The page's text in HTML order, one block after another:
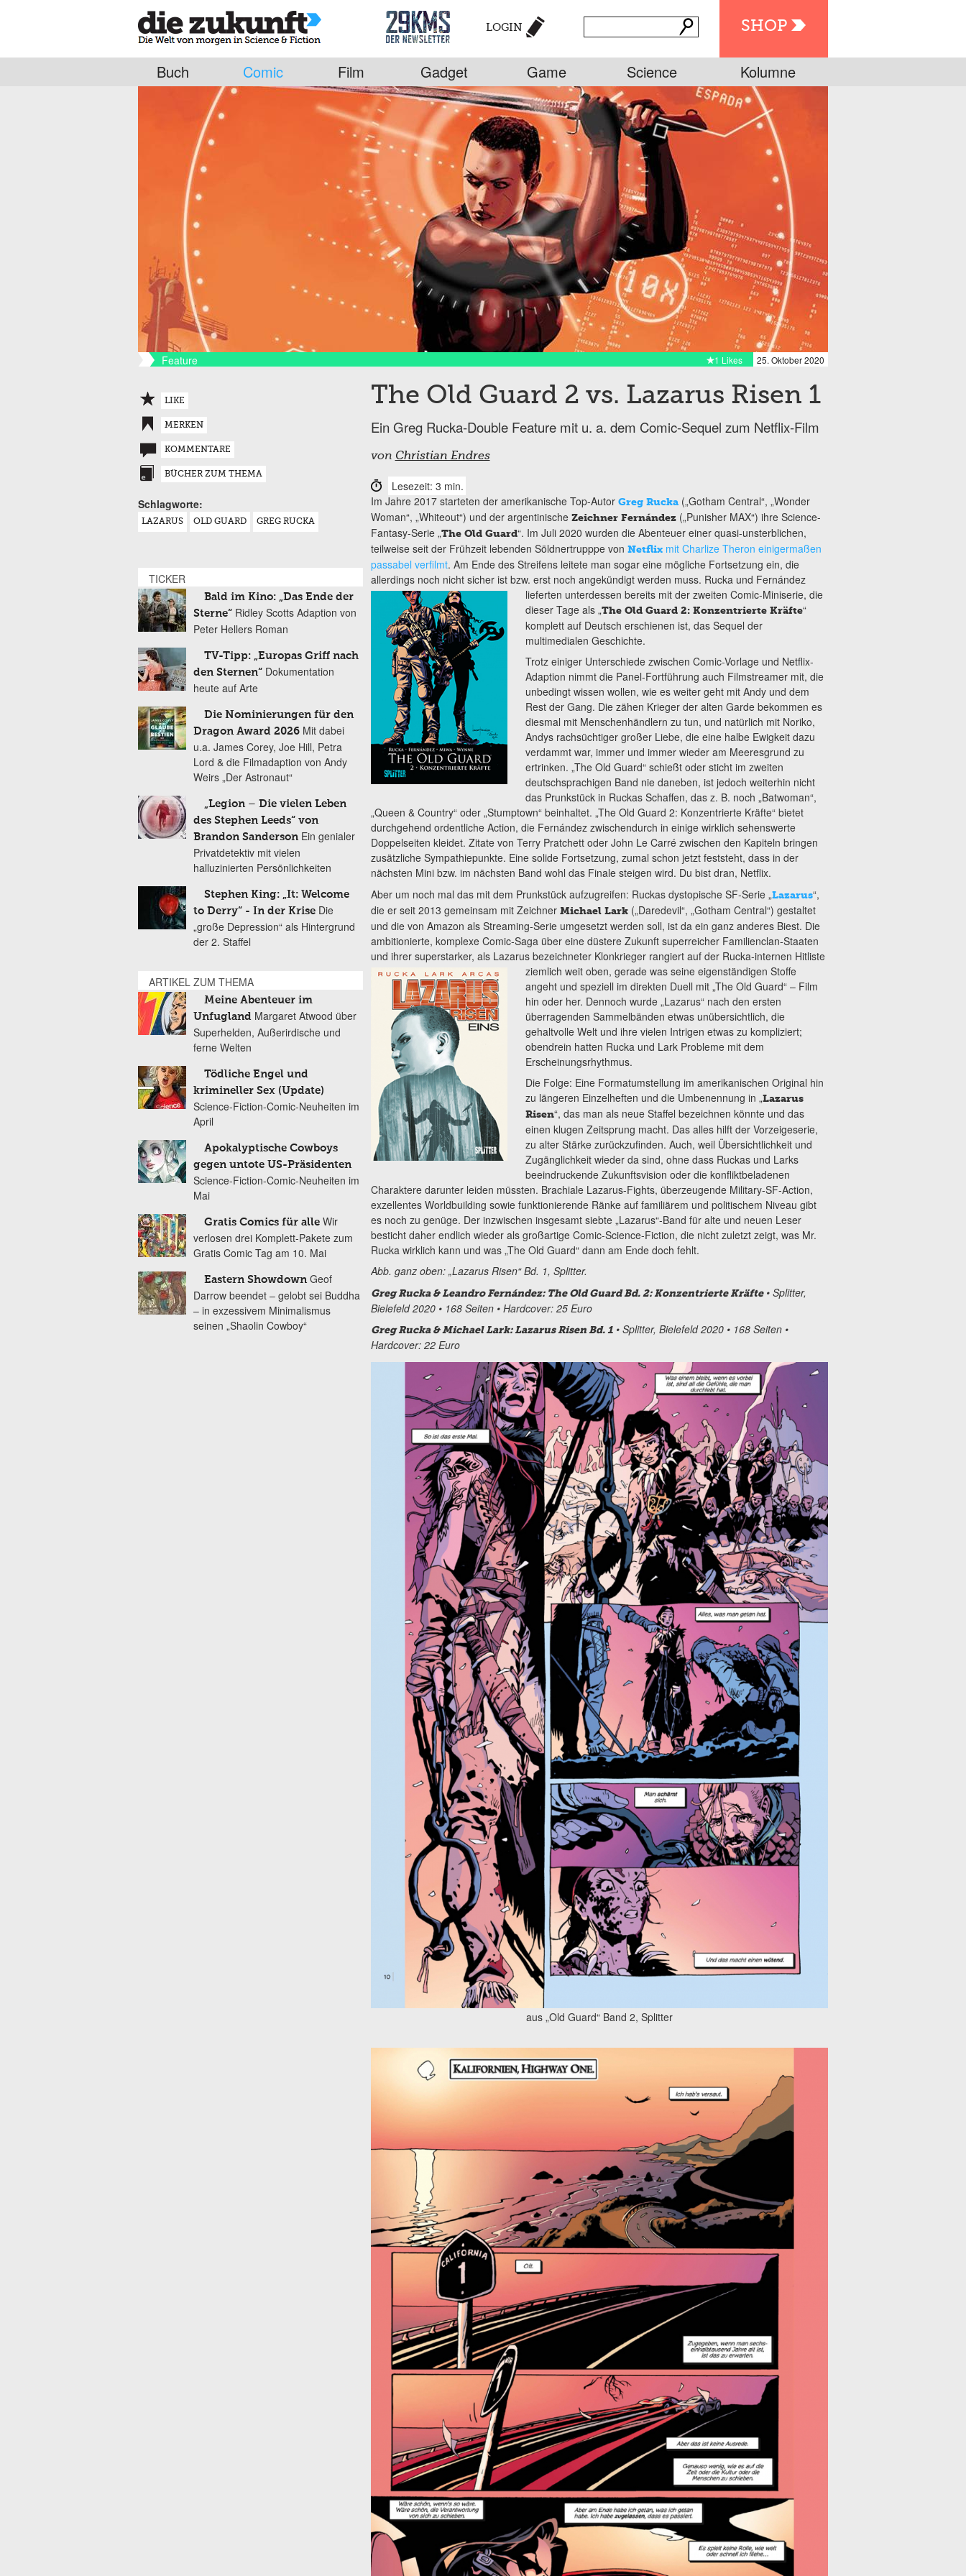
SHOP
LOGIN
Buch Comic Film Gadget Game Science Kolumne
Feature 25. Oktober 2020
1 Likes
The Old Guard 2 vs. Lazarus Risen 1
Ein Greg Rucka-Double Feature mit u. a. dem Comic-Sequel zum Netflix-Film
von Christian Endres
Lesezeit: 3 min.
Im Jahre 2017 starteten der amerikanische Top-Autor Greg Rucka(„Gotham Central“, „Wonder
Woman“, „Whiteout“) und der argentinische Zeichner Fernández(„Punisher MAX“) ihre Science-
Fantasy-Serie „The Old Guard“. Im Juli 2020 wurden die Abenteuer einer quasi-unsterblichen,
teilweise seit der Frühzeit lebenden Söldnertrupppe von Netflixmit Charlize Theron einigermaßen
passabel verfilmt. Am Ende des Streifens leitete man sogar eine mögliche Fortsetzung ein, die
allerdings noch nicht sicher ist bzw. erst noch angekündigt werden muss. Rucka und Fernández
lieferten unterdessen bereits mit der zweiten Comic-Miniserie, die
dieser Tage als „The Old Guard 2: Konzentrierte Kräfte“
komplett auf Deutsch erschienen ist, das Sequel der
multimedialen Geschichte.
Trotz einiger Unterschiede zwischen Comic-Vorlage und Netflix-
Adaption nimmt die Panel-Fortführung auch Filmstreamer mit, die
unbedingt wissen wollen, wie es weiter geht mit Andy und dem
Rest der Gang. Die zähen Krieger der alten Garde bekommen es
diesmal mit Menschenhändlern zu tun, und natürlich mit Noriko,
Andys rachsüchtiger großer Liebe, die eine halbe Ewigkeit dazu
verdammt war, immer und immer wieder am Meeresgrund zu
ertrinken. „The Old Guard“ schießt oder sticht im zweiten
deutschsprachigen Band nie daneben, ist jedoch weiterhin nicht
das Prunkstück in Ruckas Schaffen, das z. B. noch „Batwoman“,
„Queen & Country“ oder „Stumptown“ beinhaltet. „The Old Guard 2: Konzentrierte Kräfte“ bietet
durchgehend ordentliche Action, die Fernández zwischendurch in einige wirklich sehenswerte
Doppelseiten kleidet. Zitate von Terry Pratchett oder John Le Carré zwischen den Kapiteln bringen
zusätzliche Sympathiepunkte. Eine solide Fortsetzung, zumal schon jetzt feststeht, dass in der
nächsten Mini bzw. im nächsten Band wohl das Finale steigen wird. Du bist dran, Netflix.
Aber um noch mal das mit dem Prunkstück aufzugreifen: Ruckas dystopische SF-Serie „Lazarus“,
die er seit 2013 gemeinsam mit Zeichner Michael Lark(„Daredevil“, „Gotham Central“) gestaltet
und die von Amazon als Streaming-Serie umgesetzt werden soll, ist da ein ganz anderes Biest. Die
ambitionierte, komplexe Comic-Saga über eine düstere Zukunft superreicher Familienclan-Staaten
und ihrer superstarker, als Lazarus bezeichneter Klonkrieger rangiert auf der Rucka-internen Hitliste
ziemlichweit oben, gerade was seine eigenständigen Stoffe
angeht und speziell im direkten Duell mit „The Old Guard“ – Film
hin oder her. Dennoch wurde „Lazarus“ nach den ersten
überragenden Sammelbänden etwas unübersichtlich, die
gehaltvolle Welt und ihre vielen Intrigen etwas zu kompliziert;
obendrein hatten Rucka und Lark Probleme mit dem
Erscheinungsrhythmus.
Die Folge: Eine Formatumstellung im amerikanischen Original hin
zu längeren Einzelheften und die Umbenennung in „Lazarus
Risen“, das man als neue Staffel bezeichnen könnte und das
einen klugen Zeitsprung macht. Das alles hilft der Vorzeigeserie,
zu alter Stärke zurückzufinden. Auch, weil Übersichtlichkeit und
Zugänglichkeit wieder da sind, ohne dass Ruckas und Larks
beeindruckende Zukunftsvision oder die konfliktbeladenen
Charaktere darunter leiden müssten. Brachiale Lazarus-Fights, überzeugende Military-SF-Action,
exzellentes Worldbuilding sowie funktionierende Ränke auf familiärem und politischem Niveau gibt
es noch zu genüge. Der inzwischen insgesamt siebte „Lazarus“-Band für alte und neuen Leser
besticht daher endlich wieder als großartige Comic-Science-Fiction, die nicht zuletzt zeigt, was Mr.
Rucka wirklich kann und was „The Old Guard“ dann am Ende doch fehlt.
Abb. ganz oben: „Lazarus Risen“ Bd. 1, Splitter.
Greg Rucka & Leandro Fernández: The Old Guard Bd. 2: Konzentrierte Kräfte• Splitter,
Bielefeld 2020 • 168 Seiten • Hardcover: 25 Euro
Greg Rucka & Michael Lark: Lazarus Risen Bd. 1• Splitter, Bielefeld 2020 • 168 Seiten •
Hardcover: 22 Euro
aus „Old Guard“ Band 2, Splitter
LIKE
MERKEN
KOMMENTARE
BÜCHER ZUM THEMA
Schlagworte:
LAZARUS OLD GUARD GREG RUCKA
TICKER
Bald im Kino: „Das Ende der
Sterne“ Ridley Scotts Adaption von
Peter Hellers Roman
TV-Tipp: „Europas Griff nach
den Sternen“ Dokumentation
heute auf Arte
Die Nominierungen für den
Dragon Award 2026 Mit dabei
u.a. James Corey, Joe Hill, Petra
Lord & die Filmadaption von Andy
Weirs „Der Astronaut“
„Legion – Die vielen Leben
des Stephen Leeds“ von
Brandon Sanderson Ein genialer
Privatdetektiv mit vielen
halluzinierten Persönlichkeiten
Stephen King: „It: Welcome
to Derry“ - In der Krise Die
„große Depression“ als Hintergrund
der 2. Staffel
ARTIKEL ZUM THEMA
Meine Abenteuer im
Unfugland Margaret Atwood über
Superhelden, Außerirdische und
ferne Welten
Tödliche Engel und
krimineller Sex (Update)
Science-Fiction-Comic-Neuheiten im
April
Apokalyptische Cowboys
gegen untote US-Präsidenten
Science-Fiction-Comic-Neuheiten im
Mai
Gratis Comics für alle Wir
verlosen drei Komplett-Pakete zum
Gratis Comic Tag am 10. Mai
Eastern Showdown Geof
Darrow beendet – gelobt sei Buddha
– in exzessivem Minimalismus
seinen „Shaolin Cowboy“